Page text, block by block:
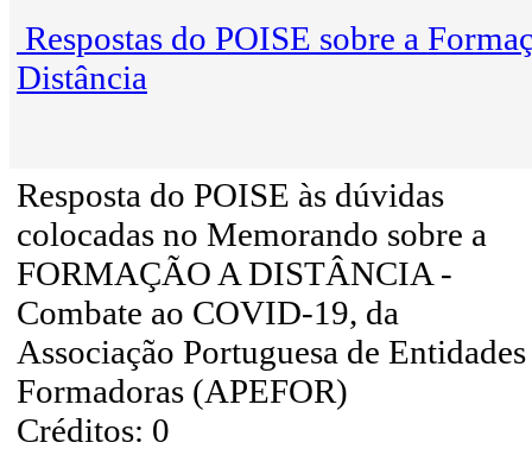
Respostas do POISE sobre a
Distância
Resposta do POISE às dúvidas
colocadas no Memorando sobre a
FORMAÇÃO A DISTÂNCIA -
Combate ao COVID-19, da
Associação Portuguesa de Entidades
Formadoras (APEFOR)
Créditos: 0